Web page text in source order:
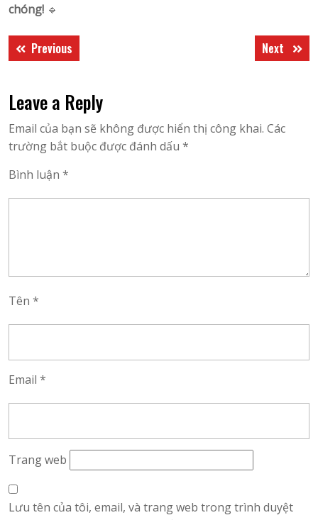
chóng! 🔹
Điều
hướng
viết
Previous
post:
Next Next
post:
Leave a Reply
Email của bạn sẽ không được hiển thị công khai. Các
trường bắt buộc được đánh dấu *
Bình luận *
Tên *
Email *
Trang web
Lưu tên của tôi, email, và trang web trong trình duyệt